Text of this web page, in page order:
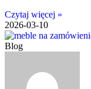
Czytaj więcej »
2026-03-10
Blog